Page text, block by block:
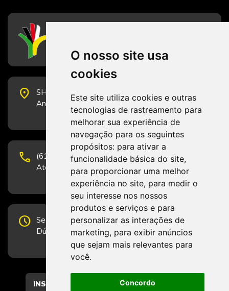
O nosso site usa
cookies
Este site utiliza cookies e outras
tecnologias de rastreamento para
melhorar sua experiência de
navegação para os seguintes
propósitos: para ativar a
funcionalidade básica do site,
para proporcionar uma melhor
experiência no site, para medir o
seu interesse nos nossos
produtos e serviços e para
personalizar as interações de
marketing, para exibir anúncios
que sejam mais relevantes para
você.
Concordo
place
SHS Quadra 6, Bloco E, Complexo Brasil 21, 20º
Andar, Sala 2001 - CEP 70322-915 - Brasília/DF
phone
(61) 3223-1652 e (61) 98131-3801.
Atendimento por telefone em horário comercial
schedule Segunda-feira a Sexta-feira de 12h às 19h.
Dúvidas e sugestões pelo Fale Conosco.